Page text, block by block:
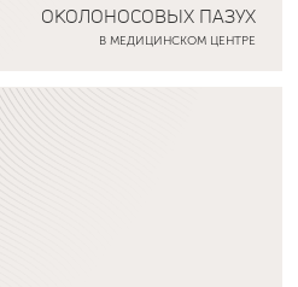
ОКОЛОНОСОВЫХ ПАЗУХ
В МЕДИЦИНСКОМ ЦЕНТРЕ